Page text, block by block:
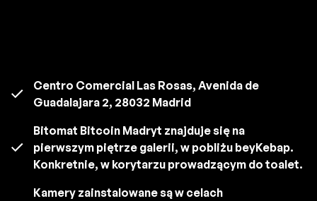
Centro Comercial Las Rosas, Avenida de
Guadalajara 2, 28032 Madrid
Bitomat Bitcoin Madryt znajduje się na
pierwszym piętrze galerii, w pobliżu beyKebap.
Konkretnie, w korytarzu prowadzącym do toalet.
Kamery zainstalowane są w celach